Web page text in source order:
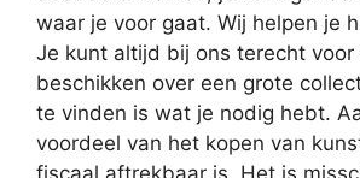
waar je voor gaat. Wij helpen je
Je kunt altijd bij ons terecht voor
beschikken over een grote
te vinden is wat je nodig hebt.
voordeel van het kopen van